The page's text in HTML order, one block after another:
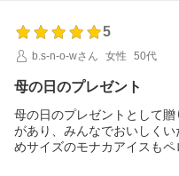
5
b.s-n-o-wさん
女性 50代
母の日のプレゼント
母の日のプレゼントとして
があり、みんなでおいしく
めサイズのモナカアイスもペ